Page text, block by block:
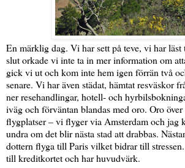
En märklig dag. Vi har sett på teve, vi har
slut orkade vi inte ta in mer information om
gick vi ut och kom inte hem igen förrän två
senare. Vi har även städat, hämtat resväskor
ner resehandlingar, hotell- och
iväg och förväntan blandas med oro. Oro över
flygplatser – vi flyger via Amsterdam och jag
undra om det blir nästa stad att drabbas.
dottern flyga till Paris vilket bidrar till
till kreditkortet och har huvudvärk.